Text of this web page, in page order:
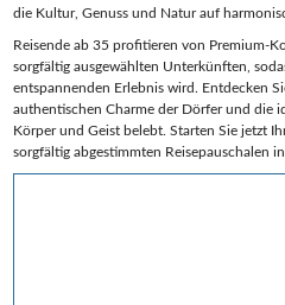
die Kultur, Genuss und Natur auf
Reisende ab 35 profitieren von Premium-
sorgfältig ausgewählten Unterkünften,
entspannenden Erlebnis wird. Entdecken
authentischen Charme der Dörfer und die
Körper und Geist belebt. Starten Sie jetzt
sorgfältig abgestimmten Reisepauschalen in